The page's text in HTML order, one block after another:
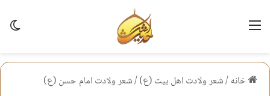
منو
خانه/شعر ولادت اهل بيت (ع)/شعر ولادت امام حسن (ع)